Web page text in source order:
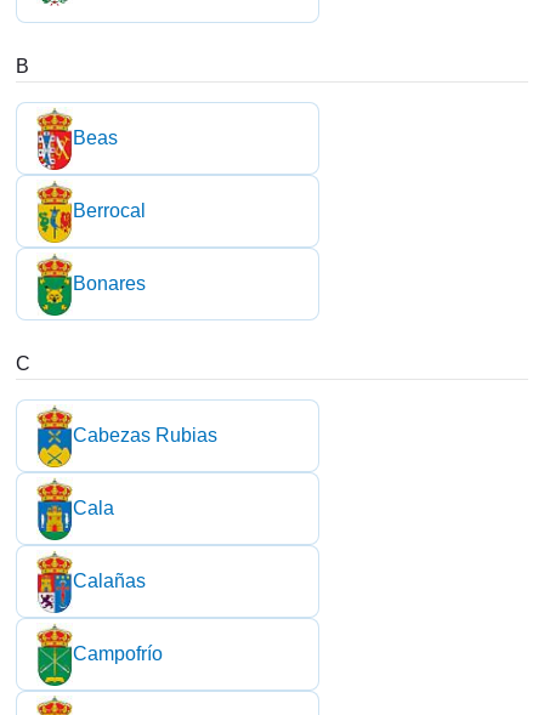
B
Beas
Berrocal
Bonares
C
Cabezas Rubias
Cala
Calañas
Campofrío